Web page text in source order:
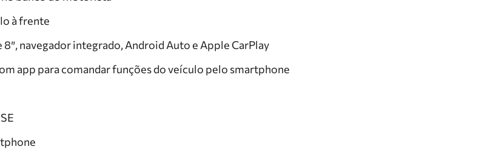
à frente
navegador integrado, Android Auto e Apple CarPlay
app para comandar funções do veículo pelo smartphone